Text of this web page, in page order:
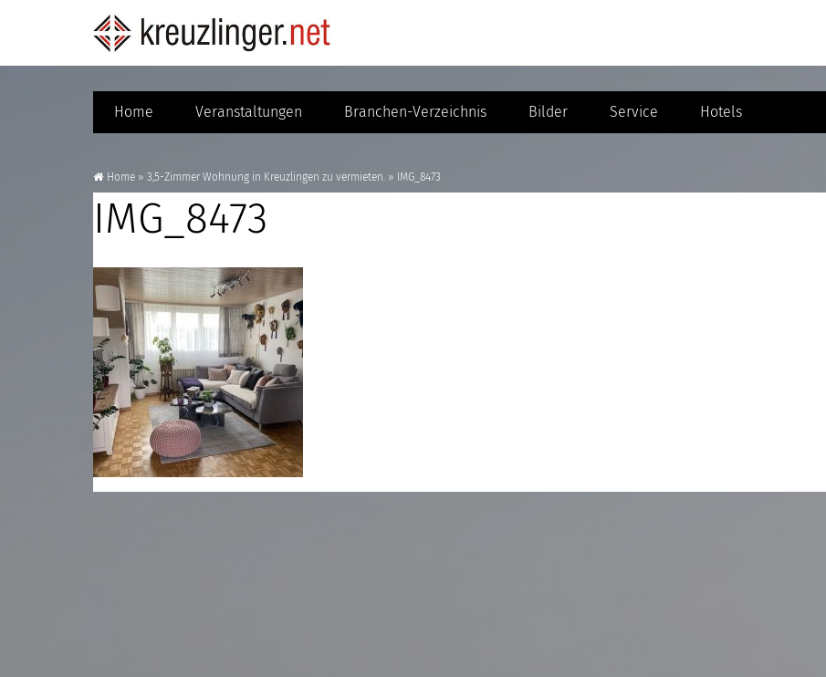
Home Veranstaltungen Branchen-Verzeichnis Bilder Service Hotels
Home » 3,5-Zimmer Wohnung in Kreuzlingen zu vermieten. » IMG_8473
IMG_8473